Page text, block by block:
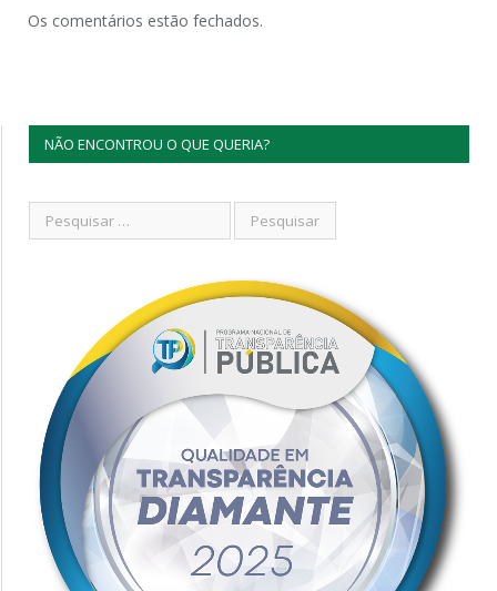
Os comentários estão fechados.
NÃO ENCONTROU O QUE QUERIA?